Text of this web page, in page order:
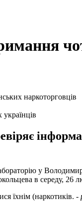
у
в середу, 26
їхнім (наркотиків. -